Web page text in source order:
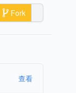
Fork
查看